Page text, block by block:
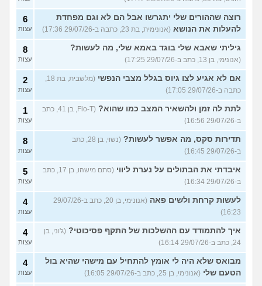
רוצה שההורים שלי יתגרשו אבל הם לא וגם מפחדת
להעלות את הנושא (אנונימית, בת 23, כתבה ב-29/07/26 17:36)
6
עצות
גיליתי שאבא שלי בוגד באמא שלי, מה לעשות?
(אנונימי, בן 13, כתב ב-29/07/26 17:25)
8
עצות
אם לא אגיע לצו גיוס בגלל מצבי הנפשי
(מלשבית, בת 18,
כתבה ב-29/07/26 17:05)
2
עצות
לתת לה זמן ולהשאיר המצב כמו שהוא?
(Flo-T, בן 41, כתב
ב-29/07/26 16:56)
1
עצות
תדירות סקס, מה אפשר לעשות?
(נשוי, בן 28, כתב
ב-29/07/26 16:45)
8
עצות
איבדתי את הבתולים על נערת ליווי
(סתם מישהו, בן 17, כתב
ב-29/07/26 16:34)
5
עצות
לעשות קרחת ולשים פאה
(אנונימי, בן 20, כתב ב-29/07/26
16:23)
4
עצות
איך להתמודד עם ההשלכות של התקף פסיכוטי? (ג'וני, בן
24, כתב ב-29/07/26 16:14)
4
עצות
מבואס שלא היה לי אומץ להתחיל עם מישהי שהיא בול
הטעם שלי (אנונימי, בן 25, כתב ב-29/07/26 16:05)
4
עצות